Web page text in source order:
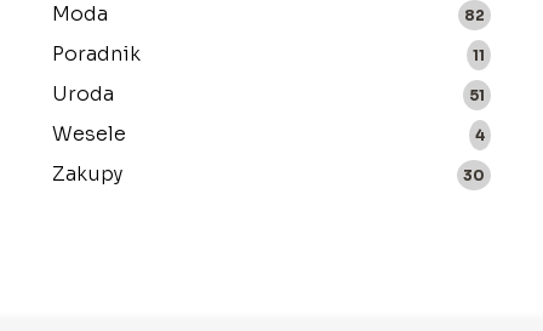
Moda 82
Poradnik 11
Uroda 51
Wesele 4
Zakupy 30